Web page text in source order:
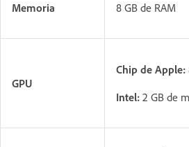
Memoria 8 GB de RAM
GPU
Chip de Apple:
Intel: 2 GB de